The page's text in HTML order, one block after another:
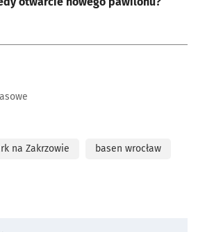
na Zakrzowie basen wrocław